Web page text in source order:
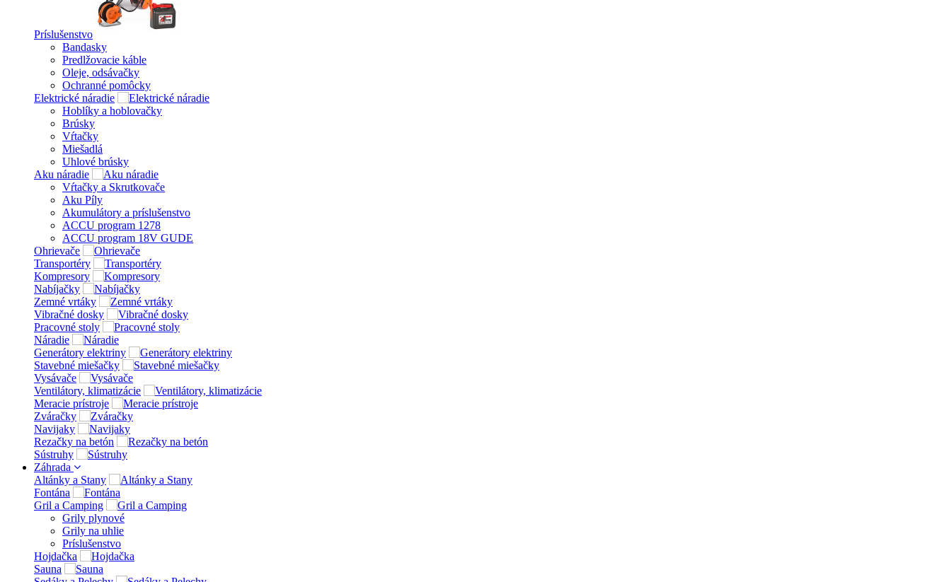
Príslušenstvo
Bandasky
Predlžovacie káble
Oleje, odsávačky
Ochranné pomôcky
Elektrické náradie
Hoblíky a hoblovačky
Brúsky
Vŕtačky
Miešadlá
Uhlové brúsky
Aku náradie
Vŕtačky a Skrutkovače
Aku Píly
Akumulátory a príslušenstvo
ACCU program 1278
ACCU program 18V GUDE
Ohrievače
Transportéry
Kompresory
Nabíjačky
Zemné vrtáky
Vibračné dosky
Pracovné stoly
Náradie
Generátory elektriny
Stavebné miešačky
Vysávače
Ventilátory, klimatizácie
Meracie prístroje
Zváračky
Navijaky
Rezačky na betón
Sústruhy
Záhrada
Altánky a Stany
Fontána
Gril a Camping
Grily plynové
Grily na uhlie
Príslušenstvo
Hojdačka
Sauna